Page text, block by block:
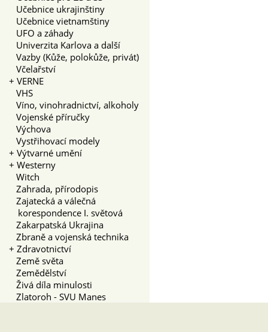
Učebnice ukrajinštiny
Učebnice vietnamštiny
UFO a záhady
Univerzita Karlova a další
Vazby (Kůže, polokůže, privát)
Včelařství
+ VERNE
VHS
Víno, vinohradnictví, alkoholy
Vojenské příručky
Výchova
Vystřihovací modely
+ Výtvarné umění
+ Westerny
Witch
Zahrada, přírodopis
Zajatecká a válečná
korespondence I. světová
Zakarpatská Ukrajina
Zbraně a vojenská technika
+ Zdravotnictví
Země světa
Zemědělství
Živá díla minulosti
Zlatoroh - SVU Manes